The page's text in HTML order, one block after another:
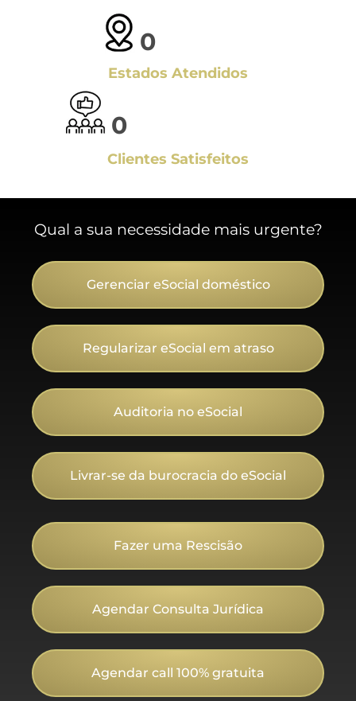
0
Estados Atendidos
0
Clientes Satisfeitos
Qual a sua necessidade mais urgente?
Gerenciar eSocial doméstico
Regularizar eSocial em atraso
Auditoria no eSocial
Livrar-se da burocracia do eSocial
Fazer uma Rescisão
Agendar Consulta Jurídica
Agendar call 100% gratuita